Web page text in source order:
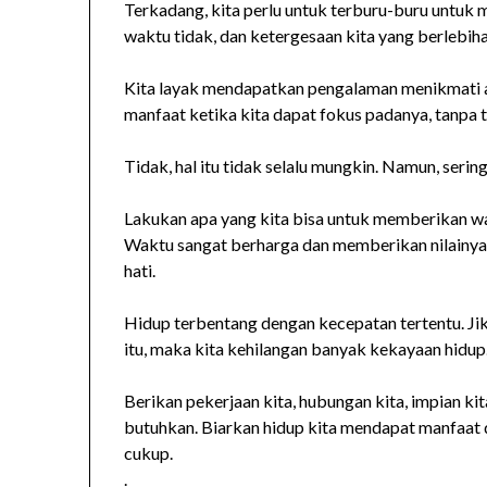
Terkadang, kita perlu untuk terburu-buru untuk
waktu tidak, dan ketergesaan kita yang
Kita layak mendapatkan pengalaman
manfaat ketika kita dapat fokus padanya, tanpa
Tidak, hal itu tidak selalu mungkin. Namun,
Lakukan apa yang kita bisa untuk memberikan
Waktu sangat berharga dan memberikan
hati.
Hidup terbentang dengan kecepatan tertentu.
itu, maka kita kehilangan banyak kekayaan
Berikan pekerjaan kita, hubungan kita, impian
butuhkan. Biarkan hidup kita mendapat
cukup.
.